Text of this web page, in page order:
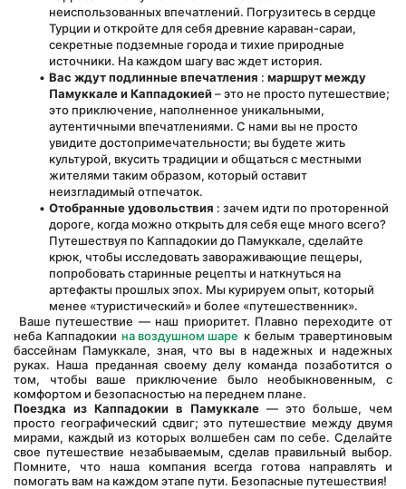
неиспользованных впечатлений. Погрузитесь в сердце
Турции и откройте для себя древние караван-сараи,
секретные подземные города и тихие природные
источники. На каждом шагу вас ждет история.
Вас ждут подлинные впечатления : маршрут между
Памуккале и Каппадокией – это не просто путешествие;
это приключение, наполненное уникальными,
аутентичными впечатлениями. С нами вы не просто
увидите достопримечательности; вы будете жить
культурой, вкусить традиции и общаться с местными
жителями таким образом, который оставит
неизгладимый отпечаток.
Отобранные удовольствия : зачем идти по проторенной
дороге, когда можно открыть для себя еще много всего?
Путешествуя по Каппадокии до Памуккале, сделайте
крюк, чтобы исследовать завораживающие пещеры,
попробовать старинные рецепты и наткнуться на
артефакты прошлых эпох. Мы курируем опыт, который
менее «туристический» и более «путешественник».
неба Каппадокии на воздушном шаре к белым травертиновым
бассейнам Памуккале, зная, что вы в надежных и надежных
руках. Наша преданная своему делу команда позаботится о
том, чтобы ваше приключение было необыкновенным, с
комфортом и безопасностью на переднем плане.
Поездка из Каппадокии в Памуккале — это больше, чем
просто географический сдвиг; это путешествие между двумя
мирами, каждый из которых волшебен сам по себе. Сделайте
свое путешествие незабываемым, сделав правильный выбор.
Помните, что наша компания всегда готова направлять и
помогать вам на каждом этапе пути. Безопасные путешествия!